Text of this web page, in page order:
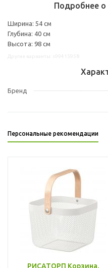
Подробнее о
Ширина: 54 см
Глубина: 40 см
Высота: 98 см
Бренд
Персональные рекомендации
РИСАТОРП Корзина,